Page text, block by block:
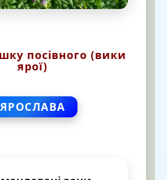
посівного (вики
ярої)
ЯРОСЛАВА